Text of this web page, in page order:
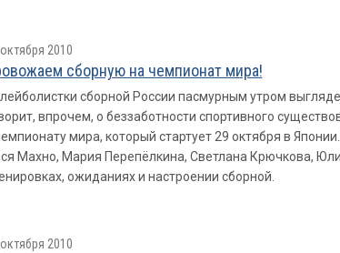
2010
сборную на чемпионат мира!
сборной России пасмурным утром
впрочем, о беззаботности спортивного
мира, который стартует 29 октября в
Махно, Мария Перепёлкина, Светлана Крючкова,
ожиданиях и настроении сборной.
2010